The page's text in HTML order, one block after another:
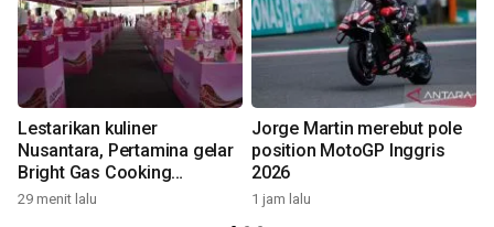
Lestarikan kuliner
Nusantara, Pertamina gelar
Bright Gas Cooking
Competition
29 menit lalu
Jorge Martin merebut pole
position MotoGP Inggris
2026
1 jam lalu